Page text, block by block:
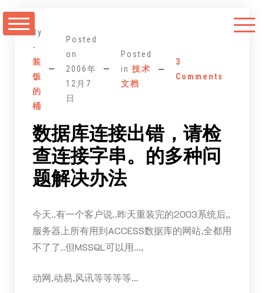
至
By
-
装
饭
的
桶
Posted
on
2006年
12月7
日
Posted
in 技术
文档
3
Comments
数据库连接出错，请检
查连接字串。的多种问
题解决办法
今天..有一个客户说..昨天重装完的2003系统后,,
服务器上所有用到ACCESS数据库的网站,全都用
不了了..但MSSQL可以用…,
动网,动易,风讯等等等等…